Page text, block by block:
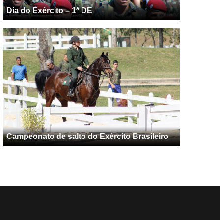
Dia do Exército – 1ª DE
Campeonato de salto do Exército Brasileiro